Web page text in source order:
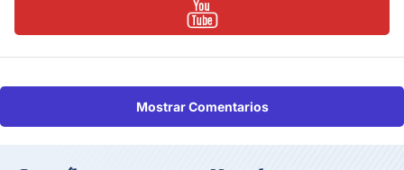
Mostrar Comentarios